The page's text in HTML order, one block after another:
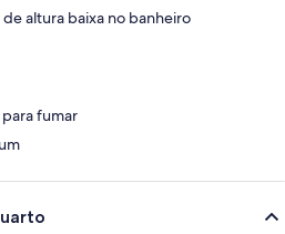
altura baixa no banheiro
fumar